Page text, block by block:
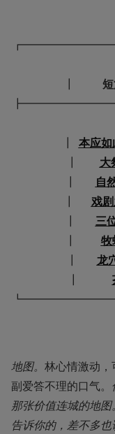
┃
┃ 本应
┃ 大
┃
自
┃ 戏
┃ 三
┃ 牧
┃ 龙
┃
地图。林心情激动
副爱答不理的口气。
那张价值连城的地
告诉你的，差不多也